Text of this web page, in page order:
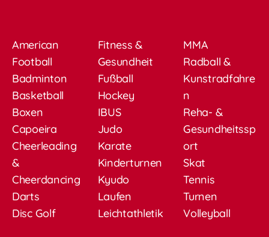
American
Football
Badminton
Basketball
Boxen
Capoeira
Cheerleading
&
Cheerdancing
Darts
Disc Golf
Fitness &
Gesundheit
Fußball
Hockey
IBUS
Judo
Karate
Kinderturnen
Kyudo
Laufen
Leichtathletik
MMA
Radball &
Kunstradfahre
n
Reha- &
Gesundheitssp
ort
Skat
Tennis
Turnen
Volleyball